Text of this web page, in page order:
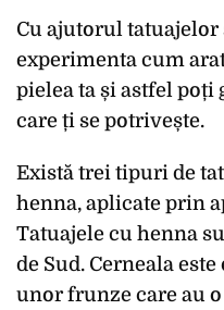
Cu ajutorul
experimenta cum
pielea ta și astfel
care ți se potrivește.
Există trei tipuri de
henna, aplicate prin
Tatuajele cu henna
de Sud. Cerneala
unor frunze care au o